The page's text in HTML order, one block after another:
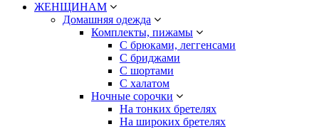
ЖЕНЩИНАМ
Домашняя одежда
Комплекты, пижамы
С брюками, леггенсами
С бриджами
С шортами
С халатом
Ночные сорочки
На тонких бретелях
На широких бретелях